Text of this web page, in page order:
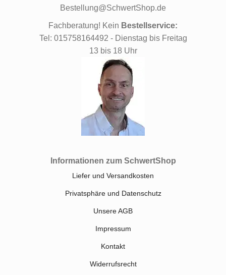
Bestellung@SchwertShop.de
Fachberatung! Kein Bestellservice:
Tel: 015758164492 - Dienstag bis Freitag
13 bis 18 Uhr
Informationen zum SchwertShop
Liefer und Versandkosten
Privatsphäre und Datenschutz
Unsere AGB
Impressum
Kontakt
Widerrufsrecht